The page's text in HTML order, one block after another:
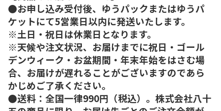
●お申し込み受付後、ゆうパックまたはゆうパ
ケットにて5営業日以内に発送いたします。
※土日・祝日は休業日となります。
※天候や注文状況、お届けまでに祝日・ゴール
デンウィーク・お盆期間・年末年始をはさむ場
合、お届けが遅れることがございますのであら
かじめご了承ください。
●送料：全国一律990円（税込）。株式会社八十